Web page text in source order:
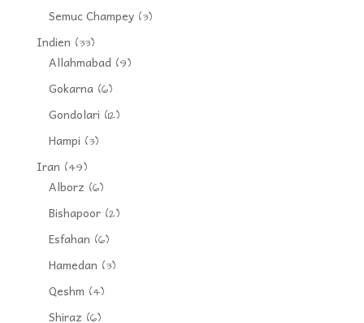
Semuc Champey(3)
Indien (33)
Allahmabad(9)
Gokarna(6)
Gondolari (12)
Hampi (3)
Iran (49)
Alborz (6)
Bishapoor(2)
Esfahan (6)
Hamedan (3)
Qeshm (4)
Shiraz (6)